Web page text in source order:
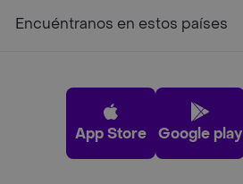
Encuéntranos en estos países
App Store Google play